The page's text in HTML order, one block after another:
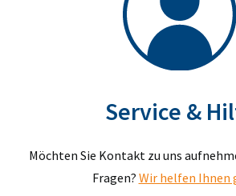
Service &
Möchten Sie Kontakt zu uns
Fragen? Wir helfen Ihnen